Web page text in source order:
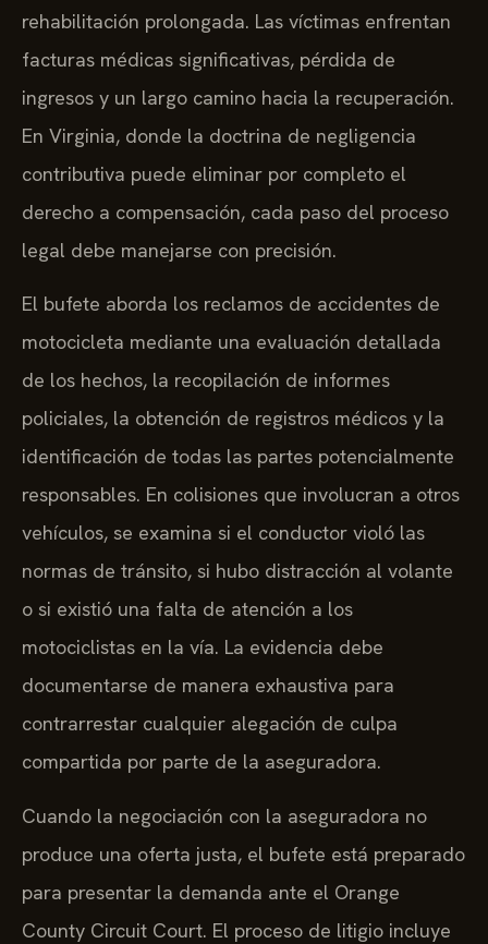
rehabilitación prolongada. Las víctimas enfrentan
facturas médicas significativas, pérdida de
ingresos y un largo camino hacia la recuperación.
En Virginia, donde la doctrina de negligencia
contributiva puede eliminar por completo el
derecho a compensación, cada paso del proceso
legal debe manejarse con precisión.
El bufete aborda los reclamos de accidentes de
motocicleta mediante una evaluación detallada
de los hechos, la recopilación de informes
policiales, la obtención de registros médicos y la
identificación de todas las partes potencialmente
responsables. En colisiones que involucran a otros
vehículos, se examina si el conductor violó las
normas de tránsito, si hubo distracción al volante
o si existió una falta de atención a los
motociclistas en la vía. La evidencia debe
documentarse de manera exhaustiva para
contrarrestar cualquier alegación de culpa
compartida por parte de la aseguradora.
Cuando la negociación con la aseguradora no
produce una oferta justa, el bufete está preparado
para presentar la demanda ante el Orange
County Circuit Court. El proceso de litigio incluye